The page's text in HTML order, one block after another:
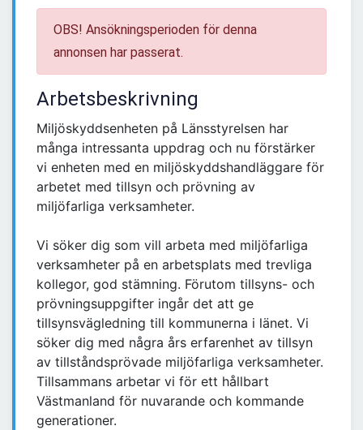
OBS! Ansökningsperioden för denna
annonsen har passerat.
Arbetsbeskrivning
Miljöskyddsenheten på Länsstyrelsen har
många intressanta uppdrag och nu förstärker
vi enheten med en miljöskyddshandläggare för
arbetet med tillsyn och prövning av
miljöfarliga verksamheter.
Vi söker dig som vill arbeta med miljöfarliga
verksamheter på en arbetsplats med trevliga
kollegor, god stämning. Förutom tillsyns- och
prövningsuppgifter ingår det att ge
tillsynsvägledning till kommunerna i länet. Vi
söker dig med några års erfarenhet av tillsyn
av tillståndsprövade miljöfarliga verksamheter.
Tillsammans arbetar vi för ett hållbart
Västmanland för nuvarande och kommande
generationer.